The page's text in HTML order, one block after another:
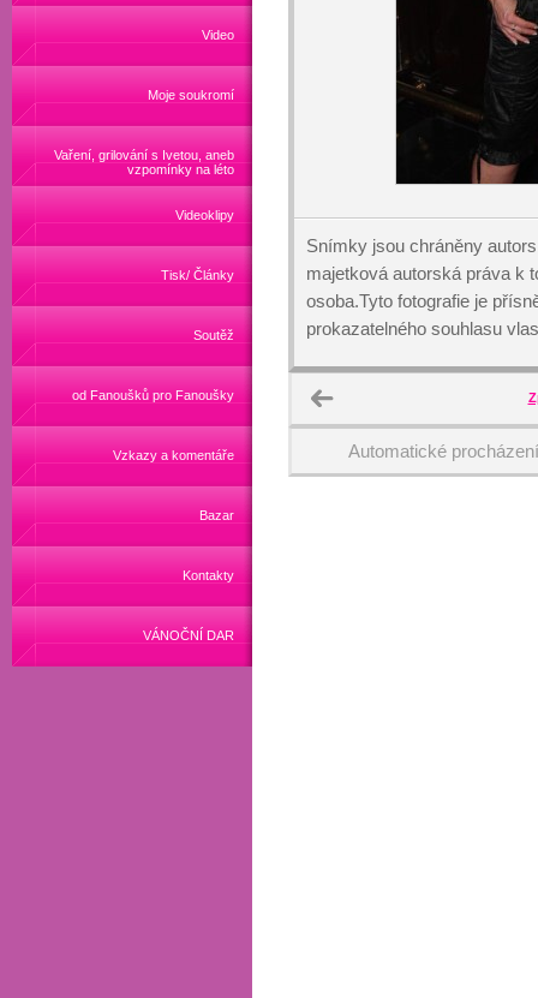
Video
Moje soukromí
Vaření, grilování s Ivetou, aneb
vzpomínky na léto
Videoklipy
Tisk/ Články
Soutěž
od Fanoušků pro Fanoušky
Vzkazy a komentáře
Bazar
Kontakty
VÁNOČNÍ DAR
Snímky jsou chráněny
majetková autorská práva k
osoba.Tyto fotografie je
prokazatelného souhlasu
Automatické